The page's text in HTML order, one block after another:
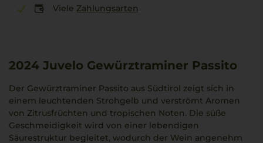
Viele Zahlungsarten
2024 Juvelo Gewürztraminer Passito
Der Gewürztraminer Passito aus Südtirol zeigt sich in
einem leuchtenden Strohgelb und verströmt Aromen
von Zitrusfrüchten und tropischen Noten. Die süße
Geschmeidigkeit wird von einer lebendigen
Säurestruktur begleitet, wodurch der Wein angenehm